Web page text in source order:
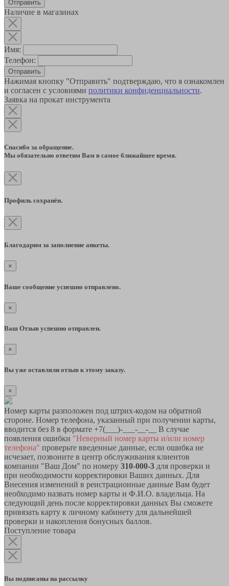
Наличие в магазинах
Имя:
Телефон:
Отправить
Нажимая кнопку "Отправить" подтверждаю, что я ознакомлен
и согласен с условиями политики конфиденциальности.
Заявка на прокат инструмента
Спасибо за обращение.
Мы обязательно ответим Вам в самое ближайшее время.
Профиль сохранён.
Благодарим за заполнение анкеты.
×
Ваше сообщение успешно отправлено.
×
Ваш Отзыв успешно отправлен.
×
Вы уже оставляли отзыв к этому заказу.
×
Номер карты разположен под штрих-кодом на обратной
стороне. Номер телефона, указанный при получении карты,
вводится без 8 в формате +7(___)-___-__-__ В случае
появления ошибки "Неверный номер карты и/или номер
телефона" проверьте введенные данные, если ошибка не
исчезает, позвоните в центр обслуживания клиентов
компании "Ваш Дом" по номеру 310-000-3 для проверки и
при необходимости корректировки Ваших данных. Для
Внесения изменений в реистрационные данные Вам будет
необходимо назвать номер карты и Ф.И.О. владельца. На
следующий день после корректировки данных Вы сможете
привязать карту к личному кабинету для дальнейшей
проверки и накопления бонусных баллов.
Поступление товара
Вы подписаны на рассылку